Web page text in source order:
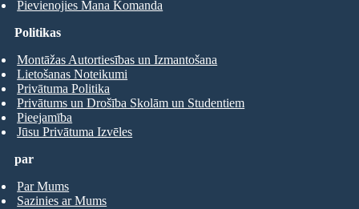
Pievienojies Mana Komanda
par
Par Mums
Sazinies ar Mums
Politikas
Montāžas Autortiesības un Izmantošana
Lietošanas Noteikumi
Privātuma Politika
Privātums un Drošība Skolām un Studentiem
Pieejamība
Jūsu Privātuma Izvēles